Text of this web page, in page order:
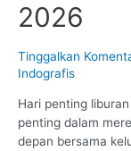
2026
Tinggalkan
Indografis
Hari penting
penting dalam
depan bersama